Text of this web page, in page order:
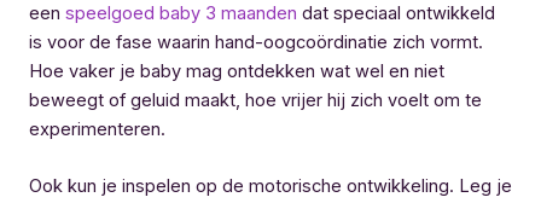
een speelgoed baby 3 maanden dat speciaal ontwikkeld
is voor de fase waarin hand-oogcoördinatie zich vormt.
Hoe vaker je baby mag ontdekken wat wel en niet
beweegt of geluid maakt, hoe vrijer hij zich voelt om te
experimenteren.
Ook kun je inspelen op de motorische ontwikkeling. Leg je